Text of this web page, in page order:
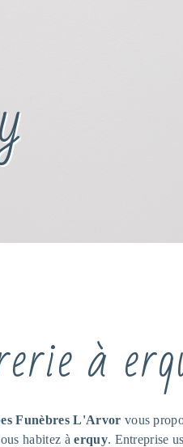
à
Funèbres L'Arvor vous
habitez àerquy. Entreprise